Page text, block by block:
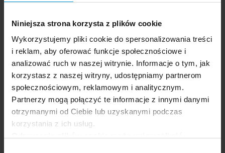
Niniejsza strona korzysta z plików cookie
Wykorzystujemy pliki cookie do spersonalizowania treści
i reklam, aby oferować funkcje społecznościowe i
analizować ruch w naszej witrynie. Informacje o tym, jak
korzystasz z naszej witryny, udostępniamy partnerom
społecznościowym, reklamowym i analitycznym.
Partnerzy mogą połączyć te informacje z innymi danymi
otrzymanymi od Ciebie lub uzyskanymi podczas
korzystania z ich usług.
Festival app.